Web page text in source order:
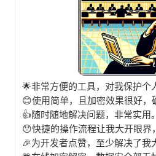
🌟非常方便的工具，对我保护个
😊使用简单，且加密效果很好，
👍随时随地解决问题，非常实用。
😯快捷的操作流程让我大开眼界
🎉为开发者点赞，至少解决了我